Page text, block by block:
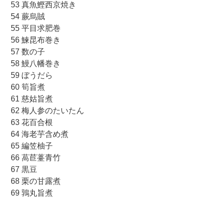
53 真魚鰹西京焼き
54 蕨烏賊
55 平目求肥巻
56 鰊昆布巻き
57 数の子
58 鰻八幡巻き
59 ぼうだら
60 筍旨煮
61 慈姑旨煮
62 梅人参のたいたん
63 花百合根
64 海老芋含め煮
65 編笠柚子
66 萵苣薹青竹
67 黒豆
68 栗の甘露煮
69 鶉丸旨煮